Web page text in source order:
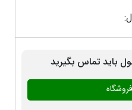
باید تماس بگیرید